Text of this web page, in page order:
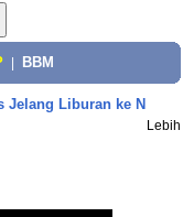
BBM
Jelang Liburan ke N
Lebih